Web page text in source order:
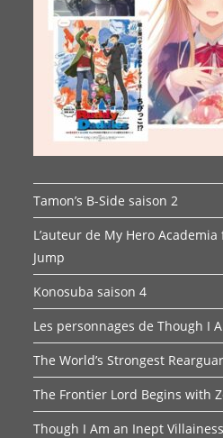
Tamon’s B-Side saison 2
L’auteur de My Hero
Jump
Konosuba saison 4
Les personnages de Though I
The World’s Strongest
The Frontier Lord Begins with
Though I Am an Inept Villainess